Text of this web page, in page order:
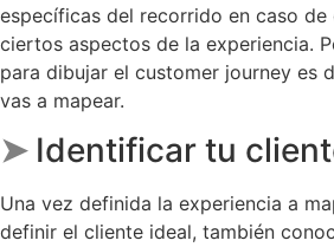
específicas del recorrido en caso
ciertos aspectos de la experiencia.
para dibujar el customer journey es
vas a mapear.
➤ Identificar tu
Una vez definida la experiencia a
definir el cliente ideal, también